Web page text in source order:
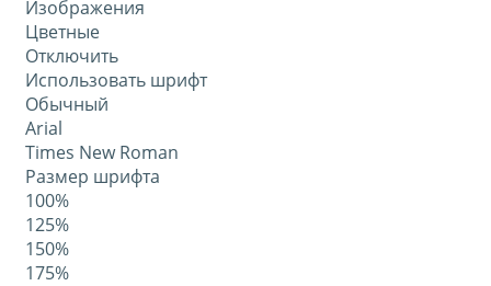
Изображения
Цветные
Отключить
Использовать шрифт
Обычный
Arial
Times New Roman
Размер шрифта
100%
125%
150%
175%